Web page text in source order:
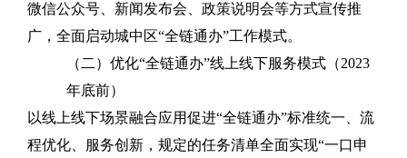
微信公众号、新闻发布会、政策说明会等方式宣传推
广，全面启动城中区“全链通办”工作模式。
（二） 优化“全链通办”线上线下服务模式（2023
年底前）
以线上线下场景融合应用促进“全链通办”标准统一、流
程优化、服务创新，规定的任务清单全面实现“一口申